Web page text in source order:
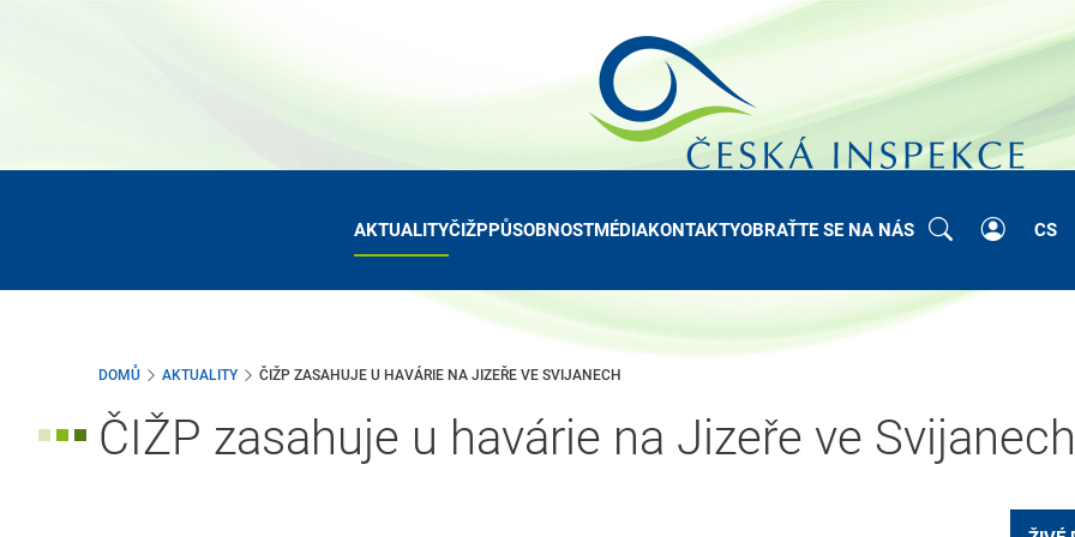
AKTUALITYČIŽPPŮSOBNOSTMÉDIAKONTAKTYOBRAŤTE SE NA NÁS CS
DOMŮ AKTUALITY ČIŽP ZASAHUJE U HAVÁRIE NA JIZEŘE VE SVIJANECH
ČIŽP zasahuje u havárie na Jizeře ve